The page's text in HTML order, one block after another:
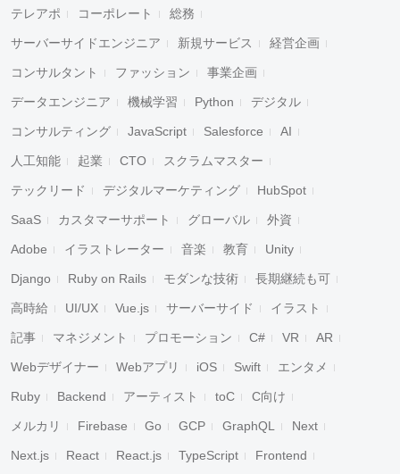
テレアポ コーポレート 総務
サーバーサイドエンジニア 新規サービス 経営企画
コンサルタント ファッション 事業企画
データエンジニア 機械学習 Python デジタル
コンサルティング JavaScript Salesforce AI
人工知能 起業 CTO スクラムマスター
テックリード デジタルマーケティング HubSpot
SaaS カスタマーサポート グローバル 外資
Adobe イラストレーター 音楽 教育 Unity
Django Ruby on Rails モダンな技術 長期継続も可
高時給 UI/UX Vue.js サーバーサイド イラスト
記事 マネジメント プロモーション C# VR AR
Webデザイナー Webアプリ iOS Swift エンタメ
Ruby Backend アーティスト toC C向け
メルカリ Firebase Go GCP GraphQL Next
Next.js React React.js TypeScript Frontend